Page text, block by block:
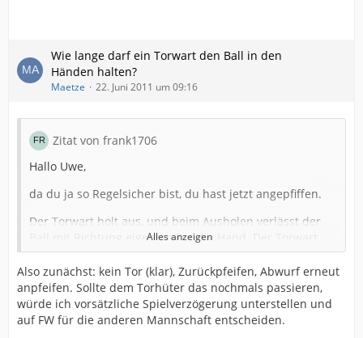
Wie lange darf ein Torwart den Ball in den
Händen halten?
Maetze 22. Juni 2011 um 09:16
Zitat von frank1706
Hallo Uwe,
da du ja so Regelsicher bist, du hast jetzt angepfiffen.
Der Torwart holt aus, und beim Ausholen verlässt der
Ball mit Richtung eigenem Tor die Hand. Der Torwart
hechtet hinterher, erreicht den Ball aber erst nachdem
er die Linie überquert hat.
Wie entscheidest du jetzt? Der Ball hat ja die Hand
verlassen, somit hat der Spieler die 3 Sekunden
eingehalten.
Alles anzeigen
Also zunächst: kein Tor (klar), Zurückpfeifen, Abwurf erneut
anpfeifen. Sollte dem Torhüter das nochmals passieren,
würde ich vorsätzliche Spielverzögerung unterstellen und
auf FW für die anderen Mannschaft entscheiden.